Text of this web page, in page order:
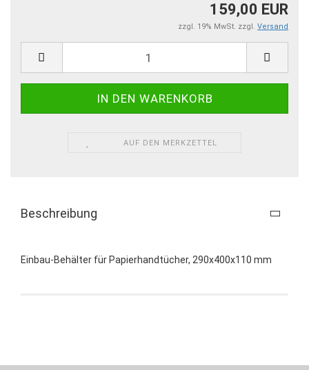
159,00 EUR
zzgl. 19% MwSt. zzgl. Versand
AUF DEN MERKZETTEL
Beschreibung
Einbau-Behälter für Papierhandtücher, 290x400x110 mm